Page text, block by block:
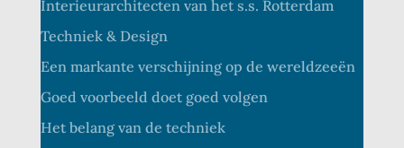
Interieurarchitecten van het s.s. Rotterdam
Techniek & Design
Een markante verschijning op de wereldzeeën
Goed voorbeeld doet goed volgen
Het belang van de techniek